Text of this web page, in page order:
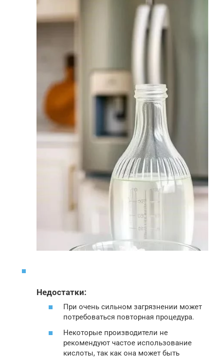
Недостатки:
При очень сильном загрязнении может
потребоваться повторная процедура.
Некоторые производители не
рекомендуют частое использование
кислоты, так как она может быть